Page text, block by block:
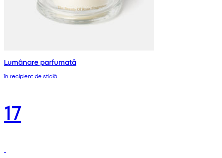
Lumânare parfumată
în recipient de sticlă
17